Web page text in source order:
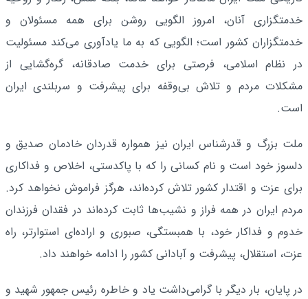
خدمتگزاری آنان، امروز الگویی روشن برای همه مسئولان و
خدمتگزاران کشور است؛ الگویی که به ما یادآوری می‌کند مسئولیت
در نظام اسلامی، فرصتی برای خدمت صادقانه، گره‌گشایی از
مشکلات مردم و تلاش بی‌وقفه برای پیشرفت و سربلندی ایران
است.
ملت بزرگ و قدرشناس ایران نیز همواره قدردان خادمان صدیق و
دلسوز خود است و نام کسانی را که با پاکدستی، اخلاص و فداکاری
برای عزت و اقتدار کشور تلاش کرده‌اند، هرگز فراموش نخواهد کرد.
مردم ایران در همه فراز و نشیب‌ها ثابت کرده‌اند در فقدان فرزندان
خدوم و فداکار خود، با همبستگی، صبوری و اراده‌ای استوارتر، راه
عزت، استقلال، پیشرفت و آبادانی کشور را ادامه خواهند داد.
در پایان، بار دیگر با گرامی‌داشت یاد و خاطره رئیس‌ جمهور شهید و